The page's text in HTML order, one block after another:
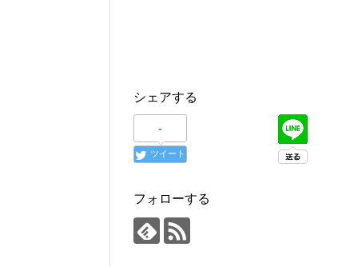
シェアする
-
ツイート
フォローする